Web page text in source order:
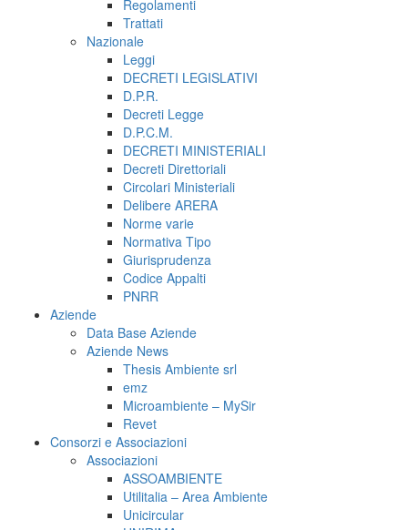
Regolamenti
Trattati
Nazionale
Leggi
DECRETI LEGISLATIVI
D.P.R.
Decreti Legge
D.P.C.M.
DECRETI MINISTERIALI
Decreti Direttoriali
Circolari Ministeriali
Delibere ARERA
Norme varie
Normativa Tipo
Giurisprudenza
Codice Appalti
PNRR
Aziende
Data Base Aziende
Aziende News
Thesis Ambiente srl
emz
Microambiente – MySir
Revet
Consorzi e Associazioni
Associazioni
ASSOAMBIENTE
Utilitalia – Area Ambiente
Unicircular